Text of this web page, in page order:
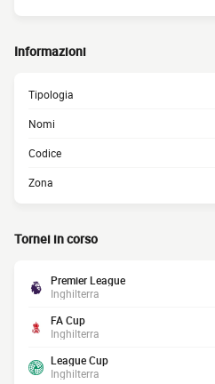
Informazioni
Tipologia
Nomi
Codice
Zona
Tornei in corso
Premier League
Inghilterra
FA Cup
Inghilterra
League Cup
Inghilterra